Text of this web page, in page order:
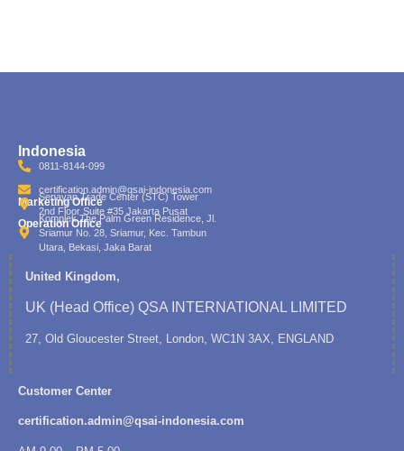
Indonesia
0811-8144-099
certification.admin@qsai-indonesia.com
Marketing Office
Senayan Trade Center (STC) Tower
2nd Floor Suite #35 Jakarta Pusat
Operation Office
Komplek The Palm Green Residence, Jl.
Sriamur No. 28, Sriamur, Kec. Tambun
Utara, Bekasi, Jaka Barat
United Kingdom,
UK (Head Office) QSA INTERNATIONAL LIMITED
27, Old Gloucester Street, London, WC1N 3AX, ENGLAND
Customer Center
certification.admin@qsai-indonesia.com